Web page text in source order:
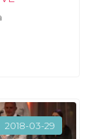
2018-03-29